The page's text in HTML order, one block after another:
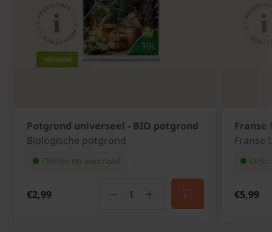
Potgrond universeel - BIO potgrond
Biologische potgrond
Online op voorraad
€2,99
Franse
Franse
€5,99